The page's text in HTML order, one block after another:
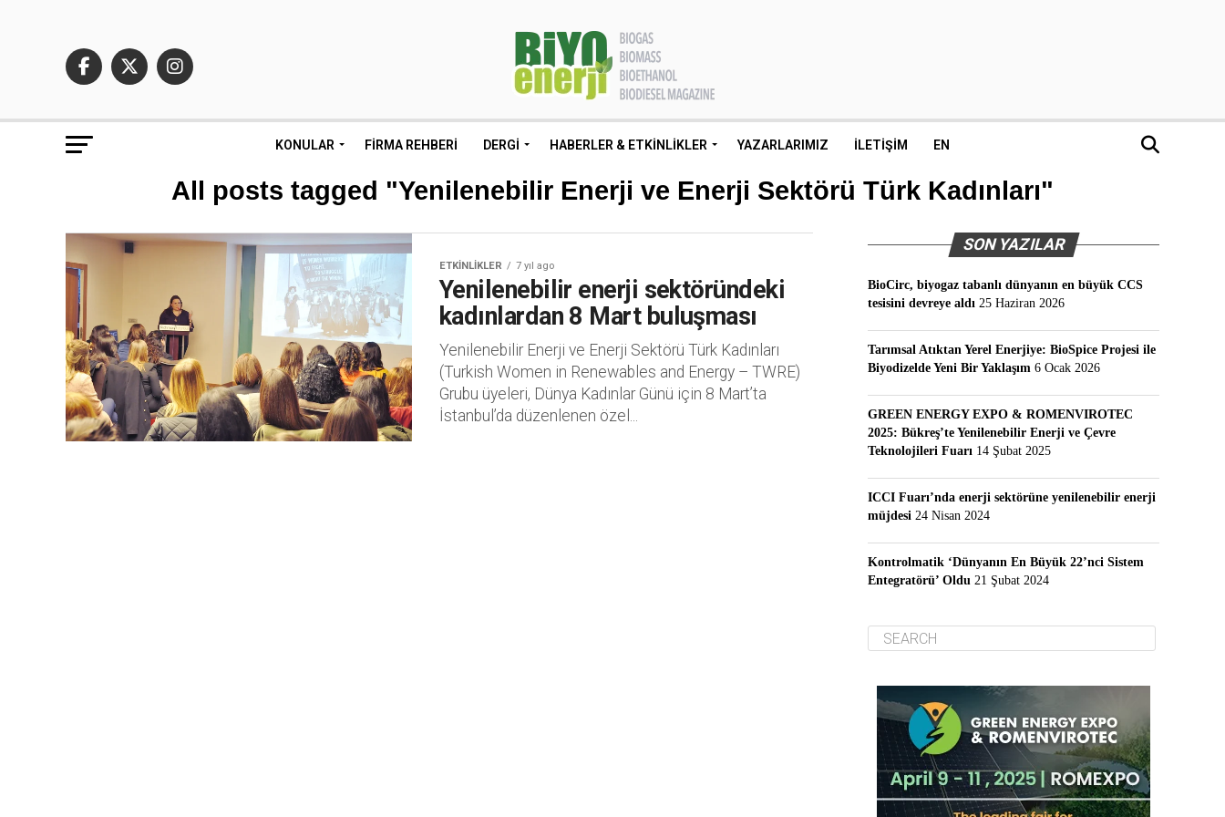
KONULAR FIRMA REHBERI DERGI HABERLER & ETKINLIKLER YAZARLARIMIZ İLETIŞIM EN
All posts tagged "Yenilenebilir Enerji ve Enerji Sektörü Türk Kadınları"
ETKINLIKLER 7 yıl ago
Yenilenebilir enerji sektöründeki
kadınlardan 8 Mart buluşması
Yenilenebilir Enerji ve Enerji Sektörü Türk Kadınları
(Turkish Women in Renewables and Energy – TWRE)
Grubu üyeleri, Dünya Kadınlar Günü için 8 Mart’ta
İstanbul’da düzenlenen özel...
SON YAZILAR
BioCirc, biyogaz tabanlı dünyanın en büyük CCS
tesisini devreye aldı 25 Haziran 2026
Tarımsal Atıktan Yerel Enerjiye: BioSpice Projesi ile
Biyodizelde Yeni Bir Yaklaşım 6 Ocak 2026
GREEN ENERGY EXPO & ROMENVIROTEC
2025: Bükreş’te Yenilenebilir Enerji ve Çevre
Teknolojileri Fuarı 14 Şubat 2025
ICCI Fuarı’nda enerji sektörüne yenilenebilir enerji
müjdesi 24 Nisan 2024
Kontrolmatik ‘Dünyanın En Büyük 22’nci Sistem
Entegratörü’ Oldu 21 Şubat 2024